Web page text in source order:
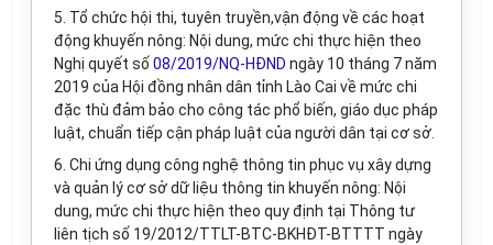
5. Tổ chức hội thi, tuyên truyền,vận động về các hoạt
động khuyến nông: Nội dung, mức chi thực hiện theo
Nghị quyết số 08/2019/NQ-HĐND ngày 10 tháng 7 năm
2019 của Hội đồng nhân dân tỉnh Lào Cai về mức chi
đặc thù đảm bảo cho công tác phổ biến, giáo dục pháp
luật, chuẩn tiếp cận pháp luật của người dân tại cơ sở.
6. Chi ứng dụng công nghệ thông tin phục vụ xây dựng
và quản lý cơ sở dữ liệu thông tin khuyến nông: Nội
dung, mức chi thực hiện theo quy định tại Thông tư
liên tịch số 19/2012/TTLT-BTC-BKHĐT-BTTTT ngày